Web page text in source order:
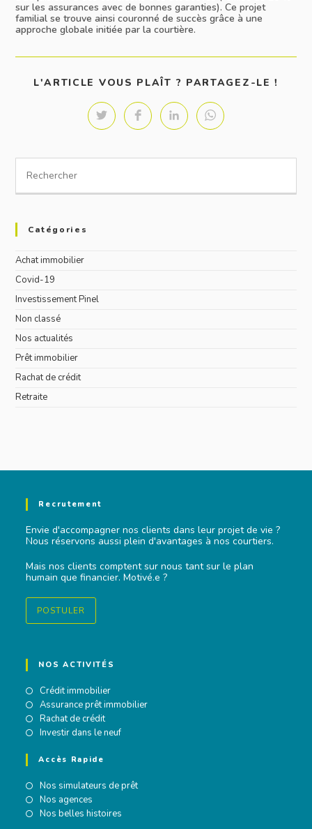
sur les assurances avec de bonnes garanties).Ce projet
familial se trouve ainsi couronné de succès grâce à une
approche globale initiée par la courtière.
L'ARTICLE VOUS PLAÎT ? PARTAGEZ-LE !
Opens
in
window
Opens
in
window
Opens
in
window
Opens
in
window
Search
for:
Catégories
Achat immobilier
Covid-19
Investissement Pinel
Non classé
Nos actualités
Prêt immobilier
Rachat de crédit
Retraite
Recrutement
Envie d'accompagner nos clients dans leur projet de vie ?
Nous réservons aussi plein d'avantages à nos courtiers.
Mais nos clients comptent sur nous tant sur le plan
humain que financier. Motivé.e ?
POSTULER
NOS ACTIVITÉS
Crédit immobilier
Assurance prêt immobilier
Rachat de crédit
Investir dans le neuf
Accès Rapide
Nos simulateurs de prêt
Nos agences
Nos belles histoires